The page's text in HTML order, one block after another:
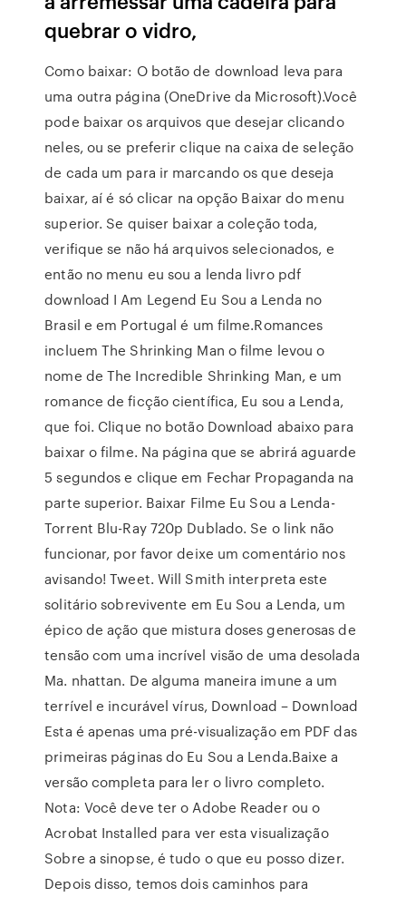
quebrar o vidro,
Como baixar: O botão de download leva para
uma outra página (OneDrive da Microsoft).Você
pode baixar os arquivos que desejar clicando
neles, ou se preferir clique na caixa de seleção
de cada um para ir marcando os que deseja
baixar, aí é só clicar na opção Baixar do menu
superior. Se quiser baixar a coleção toda,
verifique se não há arquivos selecionados, e
então no menu eu sou a lenda livro pdf
download I Am Legend Eu Sou a Lenda no
Brasil e em Portugal é um filme.Romances
incluem The Shrinking Man o filme levou o
nome de The Incredible Shrinking Man, e um
romance de ficção científica, Eu sou a Lenda,
que foi. Clique no botão Download abaixo para
baixar o filme. Na página que se abrirá aguarde
5 segundos e clique em Fechar Propaganda na
parte superior. Baixar Filme Eu Sou a Lenda-
Torrent Blu-Ray 720p Dublado. Se o link não
funcionar, por favor deixe um comentário nos
avisando! Tweet. Will Smith interpreta este
solitário sobrevivente em Eu Sou a Lenda, um
épico de ação que mistura doses generosas de
tensão com uma incrível visão de uma desolada
Ma. nhattan. De alguma maneira imune a um
terrível e incurável vírus, Download – Download
Esta é apenas uma pré-visualização em PDF das
primeiras páginas do Eu Sou a Lenda.Baixe a
versão completa para ler o livro completo.
Nota: Você deve ter o Adobe Reader ou o
Acrobat Installed para ver esta visualização
Sobre a sinopse, é tudo o que eu posso dizer.
Depois disso, temos dois caminhos para